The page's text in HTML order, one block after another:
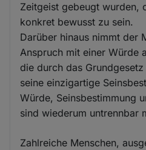
Zeitgeist gebeugt wurden,
konkret bewusst zu sein.
Darüber hinaus nimmt der
Anspruch mit einer Würde
die durch das
seine einzigartige
Würde, Seinsbestimmung
sind wiederum untrennbar
Zahlreiche Menschen,